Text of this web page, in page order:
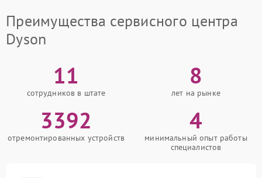
Преимущества сервисного центра
Dyson
11
сотрудников в штате
8
лет на рынке
3392
отремонтированных устройств
4
минимальный опыт работы
специалистов